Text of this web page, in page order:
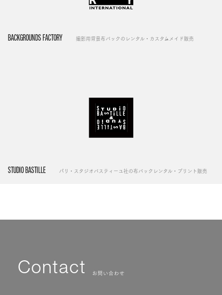
BACKGROUNDS FACTORY 撮影用背景布バックのレンタル・カスタムメイド販売
STUDIO BASTILLE パリ・スタジオバスティーユ社の布バックレンタル・プリント販売
Contact お問い合わせ